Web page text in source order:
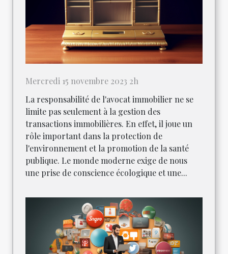
Mercredi 15 novembre 2023 2h
La responsabilité de l'avocat immobilier ne se
limite pas seulement à la gestion des
transactions immobilières. En effet, il joue un
rôle important dans la protection de
l'environnement et la promotion de la santé
publique. Le monde moderne exige de nous
une prise de conscience écologique et une...